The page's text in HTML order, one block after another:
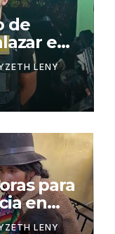
de
en
LENY
para
en
LENY